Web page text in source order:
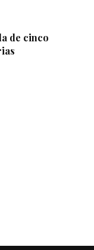
de cinco